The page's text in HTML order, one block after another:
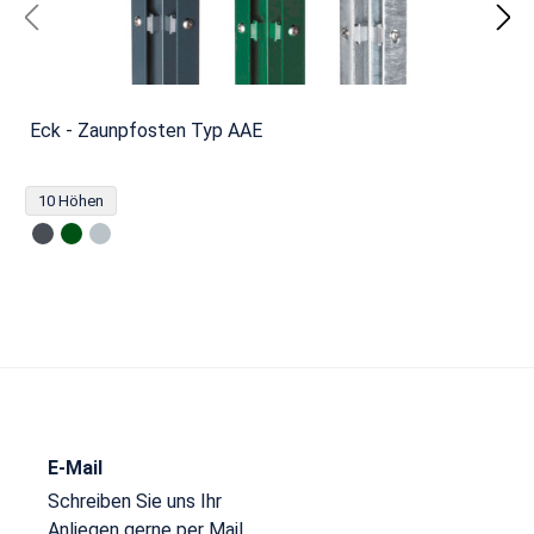
Eck - Zaunpfosten Typ AAE
10 Höhen
E-Mail
Schreiben Sie uns Ihr